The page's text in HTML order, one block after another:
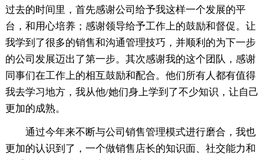
过去的时间里，首先感谢公司给予我这样一个发展的平
台，和用心培养；感谢领导给予工作上的鼓励和督促。让
我学到了很多的销售和沟通管理技巧，并顺利的为下一步
的公司发展迈出了第一步。其次感谢我的这个团队，感谢
同事们在工作上的相互鼓励和配合。他们所有人都有值得
我去学习地方，我从他/她们身上学到了不少知识，让自己
更加的成熟。
通过今年来不断与公司销售管理模式进行磨合，我也
更加的认识到了，一个做销售店长的知识面、社交能力和